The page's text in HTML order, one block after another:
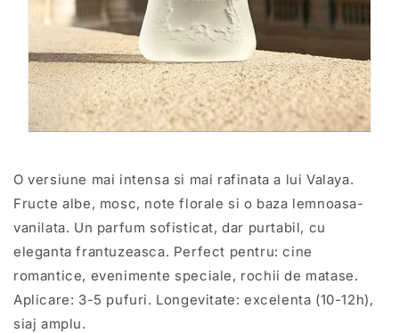
O versiune mai intensa si mai rafinata a lui Valaya.
Fructe albe, mosc, note florale si o baza lemnoasa-
vanilata. Un parfum sofisticat, dar purtabil, cu
eleganta frantuzeasca. Perfect pentru: cine
romantice, evenimente speciale, rochii de matase.
Aplicare: 3-5 pufuri. Longevitate: excelenta (10-12h),
siaj amplu.